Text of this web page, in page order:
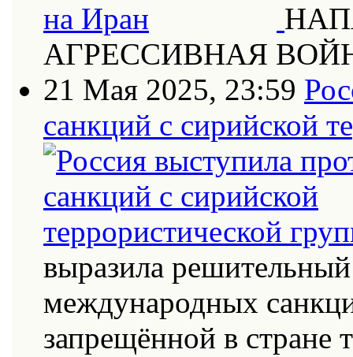
АГРЕССИВНАЯ
21 Мая 2025, 23:59
санкций с сирийской
выразила
международных
запрещённой в стране